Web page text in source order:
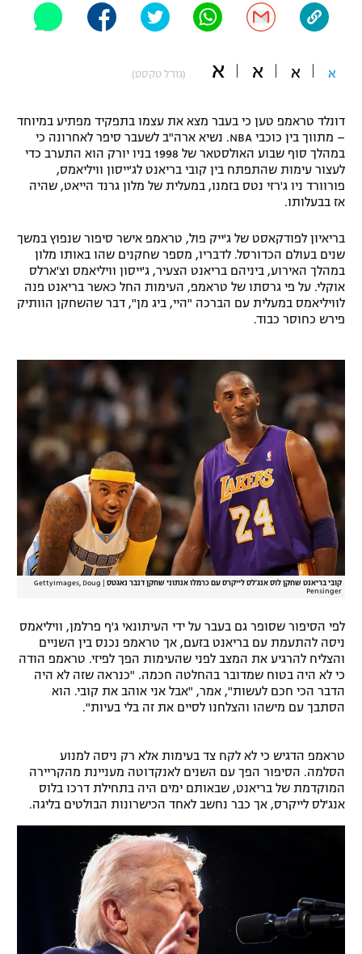
"מחצית בשכונה" – פודקאסט
משתתפים וזוכים בפרסים
תקנון משתתפים וזוכים בפרסים
תקנון עבור פעילות אלקטרה
תקנון עבור פעילות ספורט 1 – "מרלן"
טניס
גיימינג E-Sports
תנאי שימוש
מדיניות פרטיות
רשיון להקרנה פומבית לבית עסק
הצטרפות לחבילת הערוצים
לוח דרושים – ג'ובנט
תגיות
המגזין
אופניים
ספורט מוטורי
פוטבול אמריקאי NFL
בייסבול MLB
אומנויות לחימה
גיימינג E-Sports
א א א א (גודל טקסט)
דונלד טראמפ טען כי בעבר מצא את עצמו בתפקיד מפתיע במיוחד
– מתווך בין כוכבי NBA. נשיא ארה"ב לשעבר סיפר לאחרונה כי
במהלך סוף שבוע האולסטאר של 1998 בניו יורק הוא התערב כדי
לעצור עימות שהתפתח בין קובי בריאנט לג'ייסון וויליאמס,
פורוורד ניו ג'רזי נטס בזמנו, במעלית של מלון גרנד הייאט, שהיה
אז בבעלותו.
בריאיון לפודקאסט של ג'ייק פול, טראמפ אישר סיפור שנפוץ במשך
שנים בעולם הכדורסל. לדבריו, מספר שחקנים שהו באותו מלון
במהלך האירוע, ביניהם בריאנט הצעיר, ג'ייסון וויליאמס וצ'ארלס
אוקלי. על פי גרסתו של טראמפ, העימות החל כאשר בריאנט פנה
לוויליאמס במעלית עם הברכה "היי, ביג מן", דבר שהשחקן הוותיק
פירש כחוסר כבוד.
קובי בריאנט שחקן לוס אנג'לס לייקרס עם כרמלו אנתוני שחקן דנבר נאגטס
GettyImages, Doug
Pensinger
לפי הסיפור שסופר גם בעבר על ידי העיתונאי ג'ף פרלמן, וויליאמס
ניסה להתעמת עם בריאנט בזעם, אך טראמפ נכנס בין השניים
והצליח להרגיע את המצב לפני שהעימות הפך לפיזי. טראמפ הודה
כי לא היה בטוח שמדובר בהחלטה חכמה. "כנראה שזה לא היה
הדבר הכי חכם לעשות", אמר, "אבל אני אוהב את קובי. הוא
הסתבך עם מישהו והצלחנו לסיים את זה בלי בעיות".
טראמפ הדגיש כי לא לקח צד בעימות אלא רק ניסה למנוע
הסלמה. הסיפור הפך עם השנים לאנקדוטה מעניינת מהקריירה
המוקדמת של בריאנט, שבאותם ימים היה בתחילת דרכו בלוס
אנג'לס לייקרס, אך כבר נחשב לאחד הכישרונות הבולטים בליגה.